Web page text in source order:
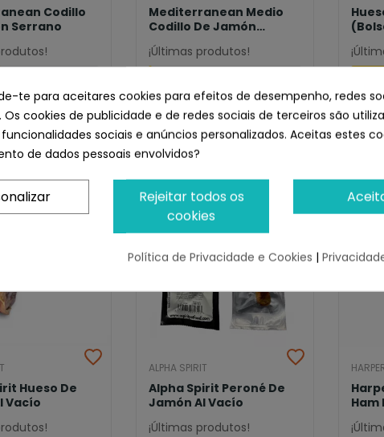
Codillo
Serrano
Mediterranean Medio
Codillo De Jamón
Serrano (2...
¡Últimas produtos!
Para
Hueso De
Vacío
ALPHA SPIRIT
Alpha Spirit Peroné De
Jamón Al Vacío
¡Últimas produtos!
Ham
te para aceitares cookies para efeitos de desempenho, redes
Os cookies de publicidade e de redes sociais de terceiros são
sociais e anúncios personalizados. Aceitas estes
de dados pessoais envolvidos?
Rejeitar todos os
cookies
Política de Privacidade e Cookies |